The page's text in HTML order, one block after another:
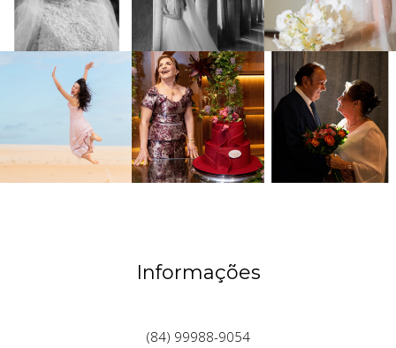
Informações
(84) 99988-9054